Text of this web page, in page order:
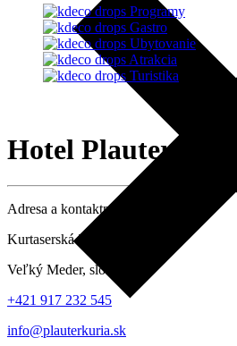
Programy
Gastro
Ubytovanie
Atrakcia
Turistika
Hotel Plauter Kúria
Adresa a kontaktné údaje
Kurtaserská 3369, 932 01
Veľký Meder, slovensko
+421 917 232 545
info@plauterkuria.sk